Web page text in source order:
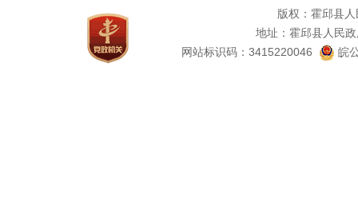
版权：霍邱县
地址：霍邱县人民
网站标识码：3415220046
皖